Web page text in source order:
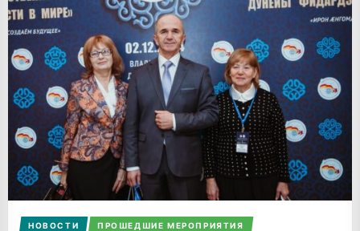
НОВОСТИ ПРОШЕДШИЕ МЕРОПРИЯТИЯ